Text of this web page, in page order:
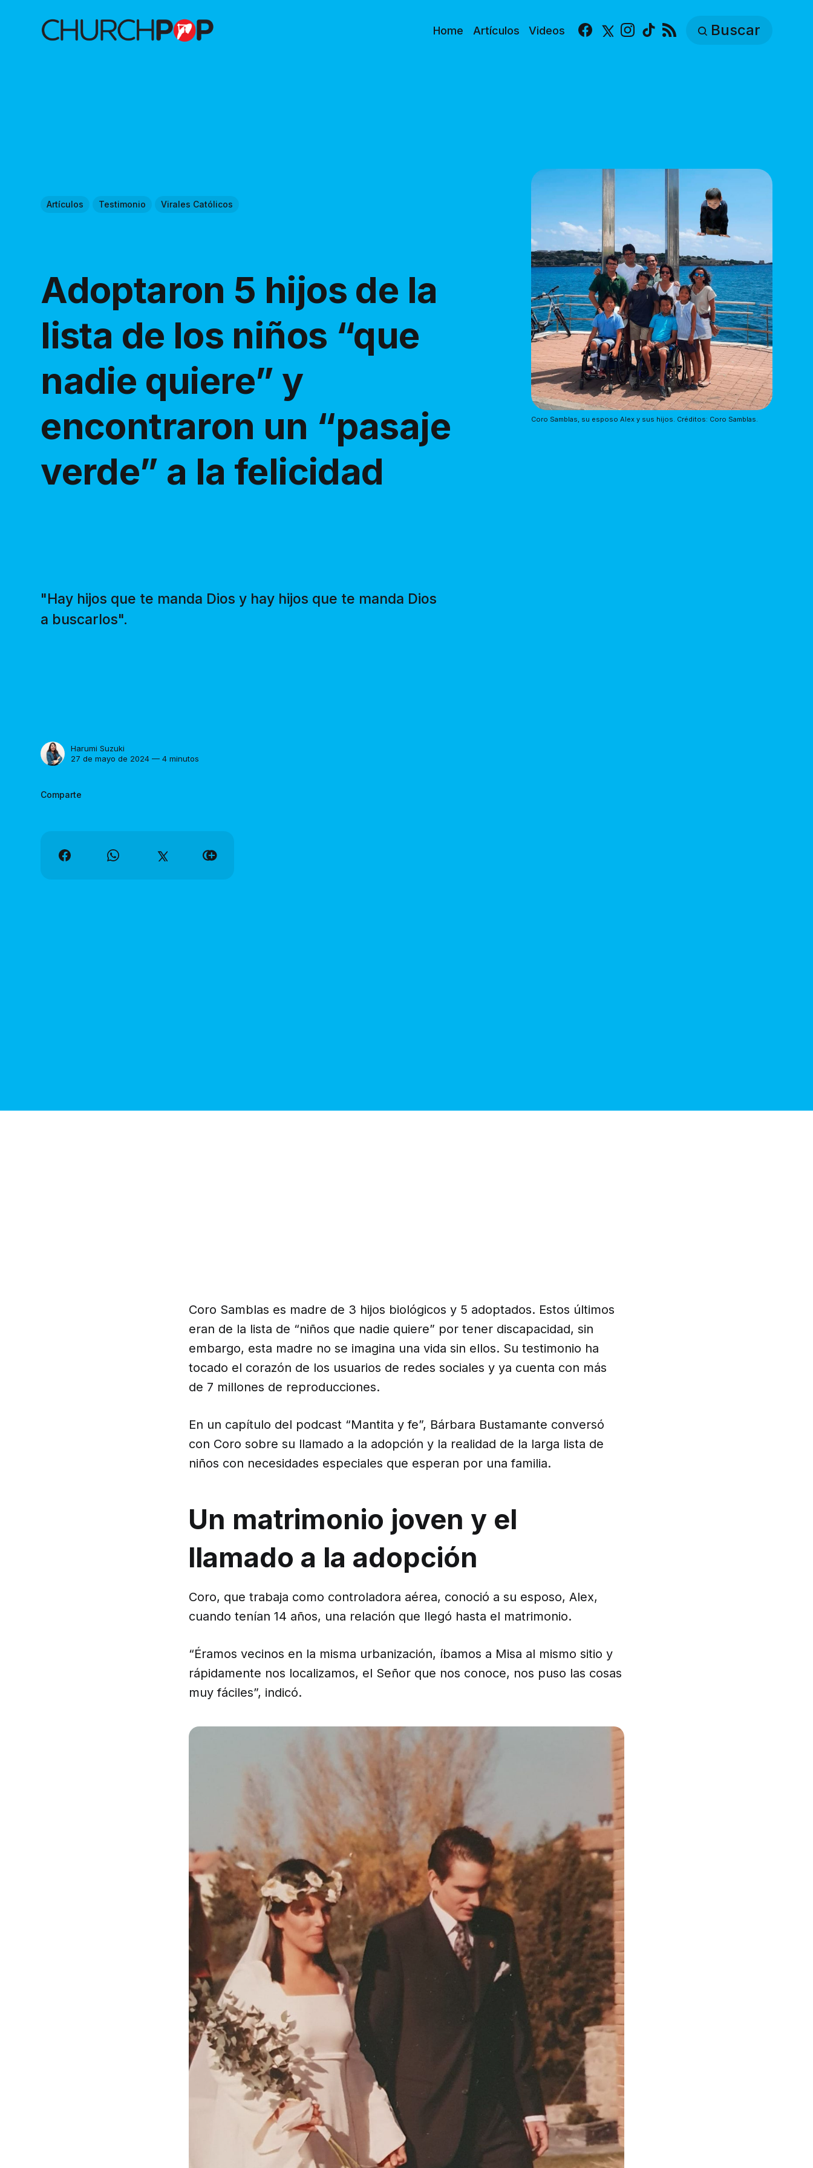
Home Artículos Videos Facebook
X Instagram
TikTok Buscar
Artículos Testimonio Virales Católicos
Adoptaron 5 hijos de la
lista de los niños “que
nadie quiere” y
encontraron un “pasaje
verde” a la felicidad
"Hay hijos que te manda Dios y hay hijos que te manda Dios
a buscarlos".
Harumi Suzuki
27 de mayo de 2024 — 4 minutos
Comparte
Coro Samblas, su esposo Alex y sus hijos. Créditos: Coro Samblas.
Coro Samblas es madre de 3 hijos biológicos y 5 adoptados. Estos últimos
eran de la lista de “niños que nadie quiere” por tener discapacidad, sin
embargo, esta madre no se imagina una vida sin ellos. Su testimonio ha
tocado el corazón de los usuarios de redes sociales y ya cuenta con más
de 7 millones de reproducciones.
En un capítulo del podcast “Mantita y fe”, Bárbara Bustamante conversó
con Coro sobre su llamado a la adopción y la realidad de la larga lista de
niños con necesidades especiales que esperan por una familia.
Un matrimonio joven y el
llamado a la adopción
Coro, que trabaja como controladora aérea, conoció a su esposo, Alex,
cuando tenían 14 años, una relación que llegó hasta el matrimonio.
“Éramos vecinos en la misma urbanización, íbamos a Misa al mismo sitio y
rápidamente nos localizamos, el Señor que nos conoce, nos puso las cosas
muy fáciles”, indicó.